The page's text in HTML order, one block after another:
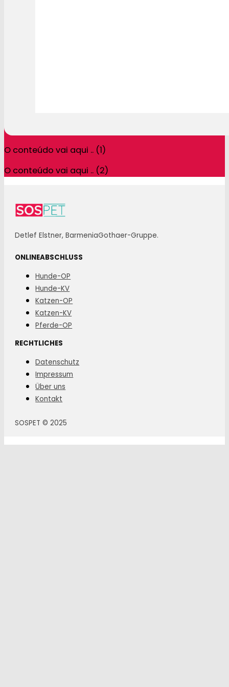
O conteúdo vai aqui .. (1)
O conteúdo vai aqui .. (2)
Detlef Elstner, BarmeniaGothaer-Gruppe.
ONLINEABSCHLUSS
Hunde-OP
Hunde-KV
Katzen-OP
Katzen-KV
Pferde-OP
RECHTLICHES
Datenschutz
Impressum
Über uns
Kontakt
SOSPET © 2025